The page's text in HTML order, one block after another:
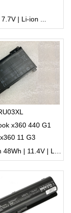
| Li-ion ...
x360 440 G1
11 G3
4000mAh 48Wh | 11.4V | Li-ion ...